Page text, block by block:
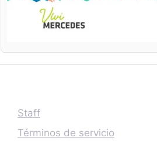
Staff
Términos de servicio